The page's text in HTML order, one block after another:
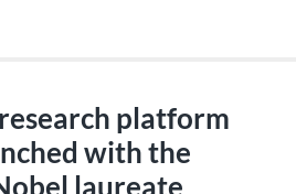
platform
with the
laureate